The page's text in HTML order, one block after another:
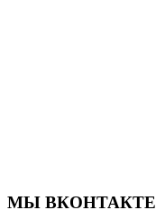
МЫ ВКОНТАКТЕ